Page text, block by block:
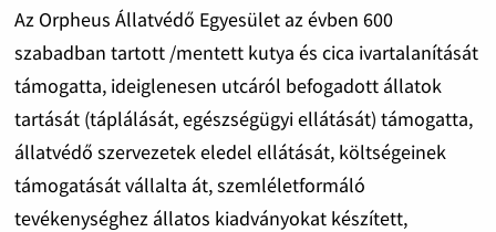
Az Orpheus Állatvédő Egyesület az évben 600
szabadban tartott /mentett kutya és cica ivartalanítását
támogatta, ideiglenesen utcáról befogadott állatok
tartását (táplálását, egészségügyi ellátását) támogatta,
állatvédő szervezetek eledel ellátását, költségeinek
támogatását vállalta át, szemléletformáló
tevékenységhez állatos kiadványokat készített,